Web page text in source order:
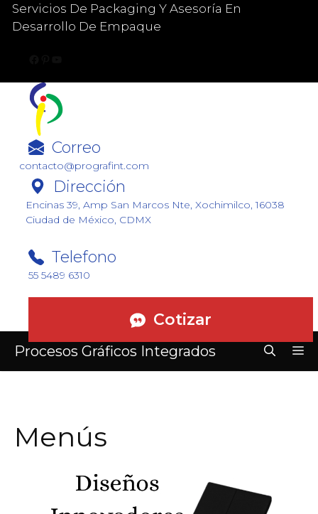
Saltar
Servicios De Packaging Y Asesoría En
Desarrollo De Empaque
Correo
contacto@prografint.com
Dirección
Encinas 39, Amp San Marcos Nte, Xochimilco, 16038
Ciudad de México, CDMX
Telefono
55 5489 6310
Cotizar
Procesos Gráficos Integrados
Menús